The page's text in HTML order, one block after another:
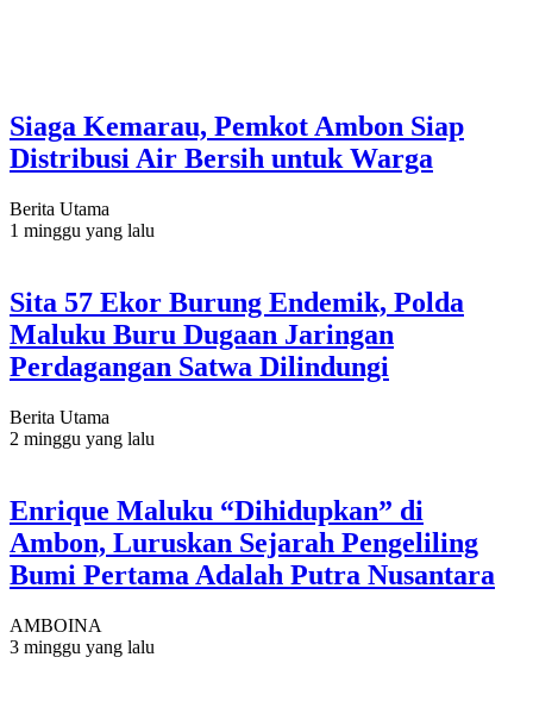
Siaga Kemarau, Pemkot Ambon Siap
Distribusi Air Bersih untuk Warga
Berita Utama
1 minggu yang lalu
Sita 57 Ekor Burung Endemik, Polda
Maluku Buru Dugaan Jaringan
Perdagangan Satwa Dilindungi
Berita Utama
2 minggu yang lalu
Enrique Maluku “Dihidupkan” di
Ambon, Luruskan Sejarah Pengeliling
Bumi Pertama Adalah Putra Nusantara
AMBOINA
3 minggu yang lalu